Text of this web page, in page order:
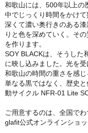
和歌山には、500年以上の
中でじっくり時間をかけ
深くて濃い奥行きのある
りと色を深めていく。そ
を作ります。
SOY BLACKは、そうした
に映し込みました。光を
和歌山の時間の重さを感じ
単なる黒ではなく、歴史
動サイクル NFR-01 Lite
ご用意するのは、全国で
glafit公式オンラインショ